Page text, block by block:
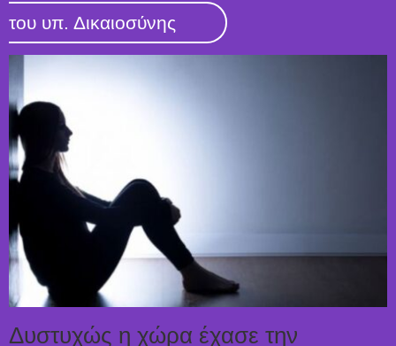
του υπ. Δικαιοσύνης
Δυστυχώς η χώρα έχασε την